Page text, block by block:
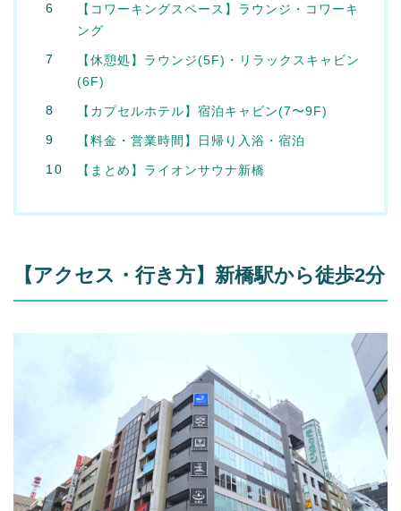
【コワーキングスペース】ラウンジ・コワーキ
ング
【休憩処】ラウンジ(5F)・リラックスキャビン
(6F)
【カプセルホテル】宿泊キャビン(7〜9F)
【料金・営業時間】日帰り入浴・宿泊
【まとめ】ライオンサウナ新橋
【アクセス・行き方】新橋駅から徒歩2分